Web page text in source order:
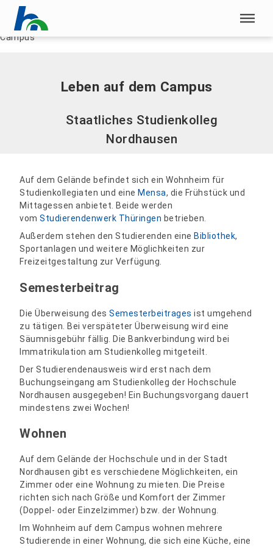
Menü überspringen
Menü überspringen
Home |International
Leben auf dem
Campus
Leben auf dem Campus
Staatliches Studienkolleg
Nordhausen
Auf dem Gelände befindet sich ein Wohnheim für
Studienkollegiaten und eine Mensa, die Frühstück und
Mittagessen anbietet. Beide werden
vomStudierendenwerk Thüringen betrieben.
Außerdem stehen den Studierenden eine Bibliothek,
Sportanlagen und weitere Möglichkeiten zur
Freizeitgestaltung zur Verfügung.
Semesterbeitrag
Die Überweisung desSemesterbeitrages ist umgehend
zu tätigen. Bei verspäteter Überweisung wird eine
Säumnisgebühr fällig. Die Bankverbindung wird bei
Immatrikulation am Studienkolleg mitgeteilt.
Der Studierendenausweis wird erst nach dem
Buchungseingang am Studienkolleg der Hochschule
Nordhausen ausgegeben! Ein Buchungsvorgang dauert
mindestens zwei Wochen!
Wohnen
Auf dem Gelände der Hochschule und in der Stadt
Nordhausen gibt es verschiedene Möglichkeiten, ein
Zimmer oder eine Wohnung zu mieten. Die Preise
richten sich nach Größe und Komfort der Zimmer
(Doppel- oder Einzelzimmer) bzw. der Wohnung.
Im Wohnheim auf dem Campus wohnen mehrere
Studierende in einer Wohnung, die sich eine Küche, eine